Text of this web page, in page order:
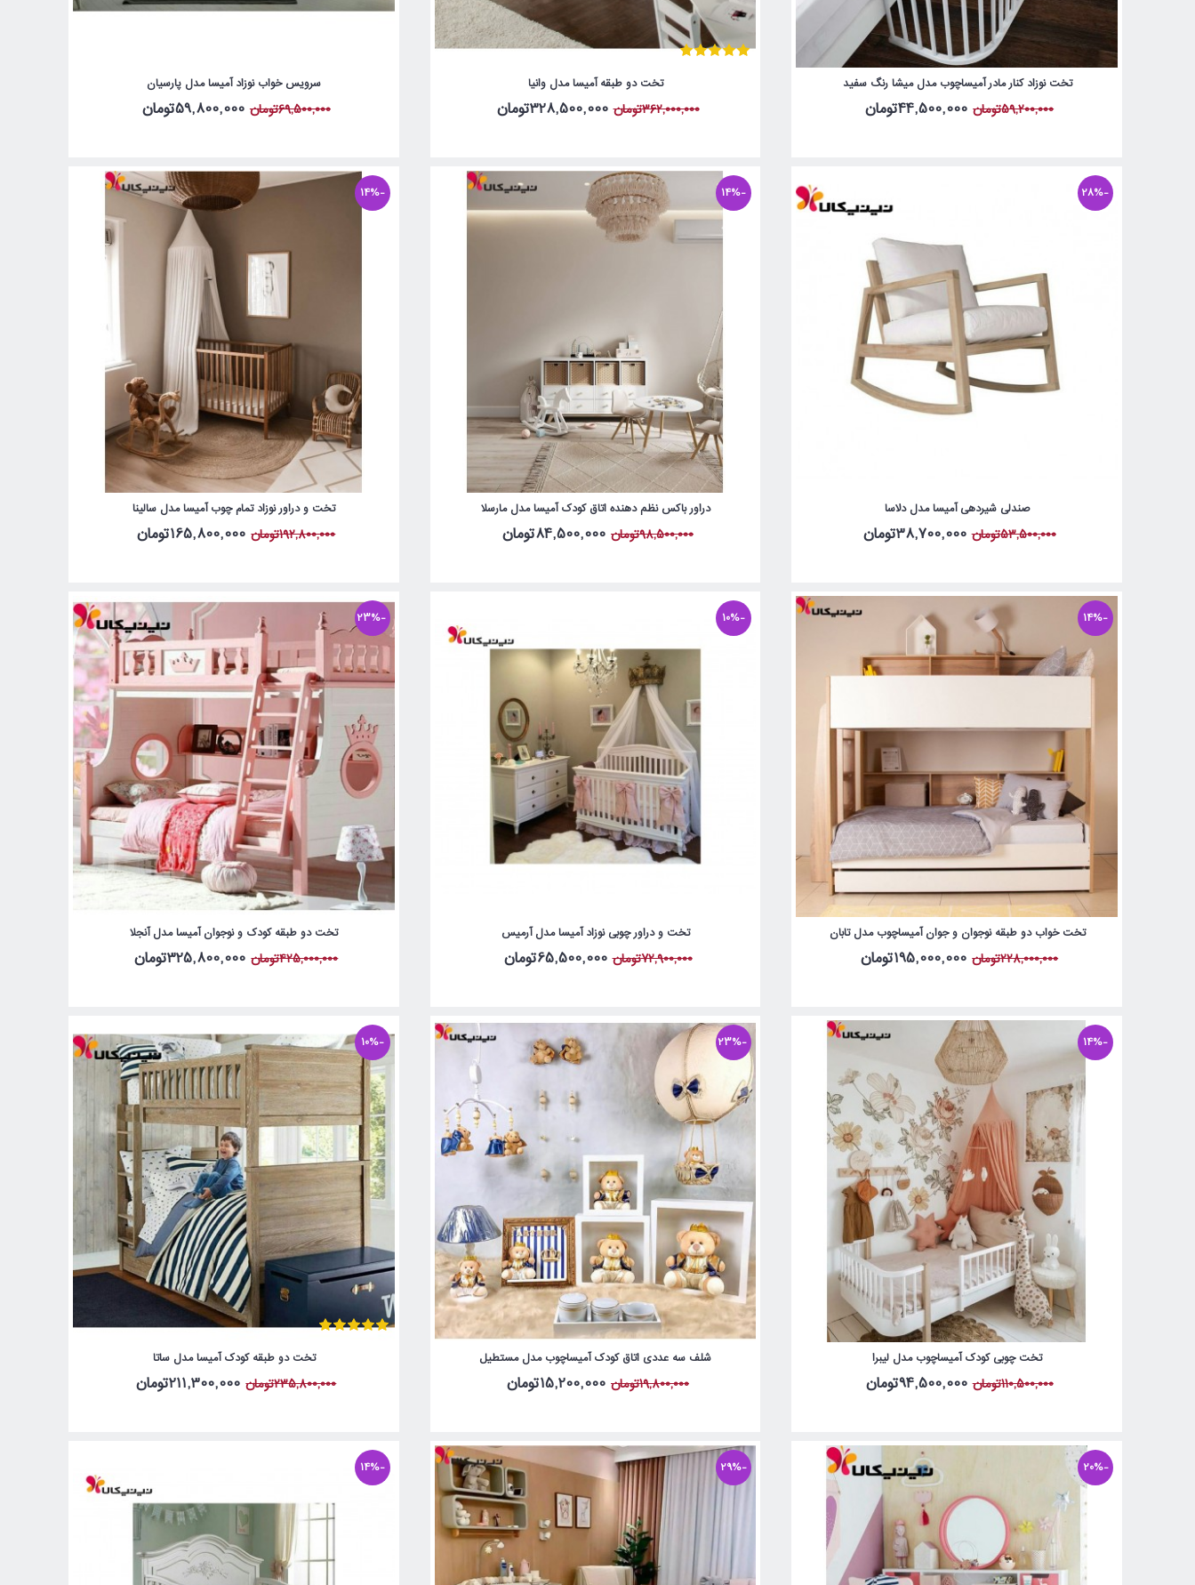
تخت نوزاد کنار مادر آمیساچوب مدل میشا رنگ سفید
59,200,000تومان 44,500,000تومان
تخت دو طبقه آمیسا مدل وانیا
362,000,000تومان 328,500,000تومان
سرویس خواب نوزاد آمیسا مدل پارسیان
69,500,000تومان 59,800,000تومان
-28%
صندلی شیردهی آمیسا مدل دلاسا
53,500,000تومان 38,700,000تومان
-14%
دراور باکس نظم دهنده اتاق کودک آمیسا مدل مارسلا
98,500,000تومان 84,500,000تومان
-14%
تخت و دراور نوزاد تمام چوب آمیسا مدل سالینا
192,800,000تومان 165,800,000تومان
-14%
تخت خواب دو طبقه نوجوان و جوان آمیساچوب مدل تابان
228,000,000تومان 195,000,000تومان
-10%
تخت و دراور چوبی نوزاد آمیسا مدل آرمیس
72,900,000تومان 65,500,000تومان
-23%
تخت دو طبقه کودک و نوجوان آمیسا مدل آنجلا
425,000,000تومان 325,800,000تومان
-14%
تخت چوبی کودک آمیساچوب مدل لیبرا
110,500,000تومان 94,500,000تومان
-23%
شلف سه عددی اتاق کودک آمیساچوب مدل مستطیل
19,800,000تومان 15,200,000تومان
-10%
تخت دو طبقه کودک آمیسا مدل ساتا
235,800,000تومان 211,300,000تومان
-20%
-29%
-14%